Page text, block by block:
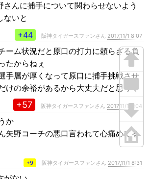
さんに捕手について関わらせないよう
ないと
+44
阪神タイガースファンさん 2017,11/1 8:07
ーム状況だと原口の打力に頼らざる負
たからねぇ
手層が厚くなって原口に捕手挑戦させ
けの余裕があるから大丈夫だと思う
+57 阪神タイガースファンさん 2017,11/1 8:04
か
矢野コーチの悪口言われて心痛めてる
+9 阪神タイガースファンさん 2017,11/1 8:31